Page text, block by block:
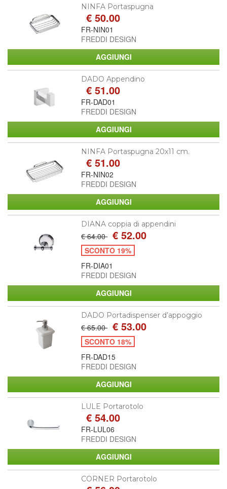
NINFA Portaspugna
€ 50.00
FR-NIN01
FREDDI DESIGN
DADO Appendino
€ 51.00
FR-DAD01
FREDDI DESIGN
NINFA Portaspugna 20x11 cm.
€ 51.00
FR-NIN02
FREDDI DESIGN
DIANA coppia di appendini
€ 64.00 € 52.00
SCONTO 19%
FR-DIA01
FREDDI DESIGN
DADO Portadispenser d’appoggio
€ 65.00 € 53.00
SCONTO 18%
FR-DAD15
FREDDI DESIGN
LULE Portarotolo
€ 54.00
FR-LUL06
FREDDI DESIGN
CORNER Portarotolo